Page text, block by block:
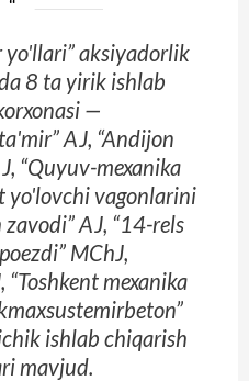
yo'llari” aksiyadorlik
8 ta yirik ishlab
—
AJ, “Andijon
“Quyuv-mexanika
yo'lovchi vagonlarini
AJ, “14-rels
MChJ,
“Toshkent mexanika
ishlab chiqarish
mavjud.